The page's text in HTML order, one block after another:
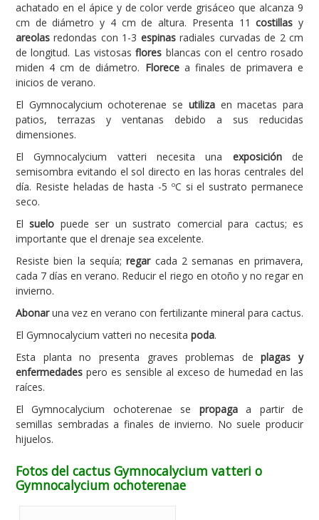
achatado en el ápice y de color verde grisáceo que alcanza 9
cm de diámetro y 4 cm de altura. Presenta 11costillas y
areolas redondas con 1-3 espinasradiales curvadas de 2 cm
de longitud. Las vistosasflores blancas con el centro rosado
miden 4 cm de diámetro. Florecea finales de primavera e
inicios de verano.
El Gymnocalycium ochoterenae se utilizaen macetas para
patios, terrazas y ventanas debido a sus reducidas
dimensiones.
El Gymnocalycium vatteri necesita una exposiciónde
semisombra evitando el sol directo en las horas centrales del
día. Resiste heladas de hasta -5 ºC si el sustrato permanece
seco.
Elsuelo puede ser un sustrato comercial para cactus; es
importante que el drenaje sea excelente.
Resiste bien la sequía;regarcada 2 semanas en primavera,
cada 7 días en verano. Reducir el riego en otoño y no regar en
invierno.
Abonaruna vez en verano con fertilizante mineral para cactus.
El Gymnocalycium vatteri no necesita poda.
Esta planta no presenta graves problemas deplagas y
enfermedades pero es sensible al exceso de humedad en las
raíces.
El Gymnocalycium ochoterenae se propagaa partir de
semillas sembradas a finales de invierno. No suele producir
hijuelos.
Fotos del cactus Gymnocalycium vatteri o
Gymnocalycium ochoterenae